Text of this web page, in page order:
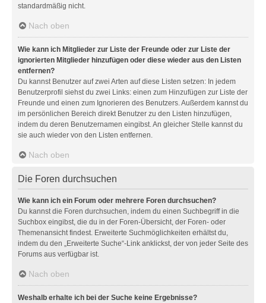
standardmäßig nicht.
Nach oben
Wie kann ich Mitglieder zur Liste der Freunde oder zur Liste der
ignorierten Mitglieder hinzufügen oder diese wieder aus den Listen
entfernen?
Du kannst Benutzer auf zwei Arten auf diese Listen setzen: In jedem
Benutzerprofil siehst du zwei Links: einen zum Hinzufügen zur Liste der
Freunde und einen zum Ignorieren des Benutzers. Außerdem kannst du
im persönlichen Bereich direkt Benutzer zu den Listen hinzufügen,
indem du deren Benutzernamen eingibst. An gleicher Stelle kannst du
sie auch wieder von den Listen entfernen.
Nach oben
Die Foren durchsuchen
Wie kann ich ein Forum oder mehrere Foren durchsuchen?
Du kannst die Foren durchsuchen, indem du einen Suchbegriff in die
Suchbox eingibst, die du in der Foren-Übersicht, der Foren- oder
Themenansicht findest. Erweiterte Suchmöglichkeiten erhältst du,
indem du den „Erweiterte Suche“-Link anklickst, der von jeder Seite des
Forums aus verfügbar ist.
Nach oben
Weshalb erhalte ich bei der Suche keine Ergebnisse?